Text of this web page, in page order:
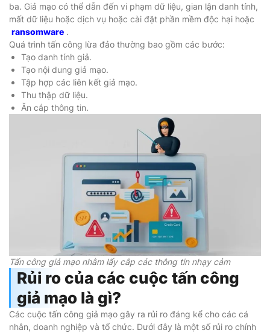
ba. Giả mạo có thể dẫn đến vi phạm dữ liệu, gian lận danh tính,
mất dữ liệu hoặc dịch vụ hoặc cài đặt phần mềm độc hại hoặc
ransomware .
Quá trình tấn công lừa đảo thường bao gồm các bước:
Tạo danh tính giả.
Tạo nội dung giả mạo.
Tập hợp các liên kết giả mạo.
Thu thập dữ liệu.
Ăn cắp thông tin.
Tấn công giả mạo nhằm lấy cắp các thông tin nhạy cảm
Rủi ro của các cuộc tấn công
giả mạo là gì?
Các cuộc tấn công giả mạo gây ra rủi ro đáng kể cho các cá
nhân, doanh nghiệp và tổ chức. Dưới đây là một số rủi ro chính